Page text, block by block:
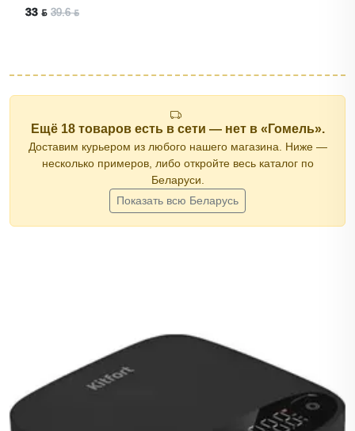
33 ƃ 39.6 ƃ
Ещё 18 товаров есть в сети — нет в «Гомель».
Доставим курьером из любого нашего магазина. Ниже —
несколько примеров, либо откройте весь каталог по
Беларуси.
Показать всю Беларусь